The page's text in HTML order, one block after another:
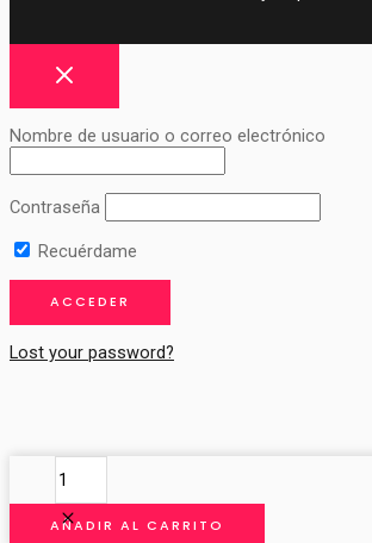
Nombre de usuario o correo electrónico
Contraseña
Recuérdame
Lost your password?
CRISTAL
PLATEADA
cantidadAÑADIR AL CARRITO